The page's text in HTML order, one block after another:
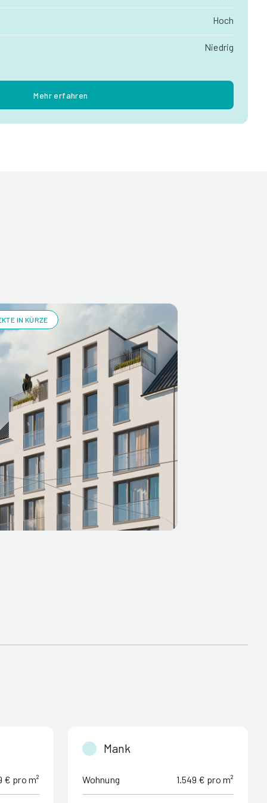
Hoch
Niedrig
Mehr erfahren
IN KÜRZE
€ pro m²
Mank
Wohnung 1.549 € pro m²